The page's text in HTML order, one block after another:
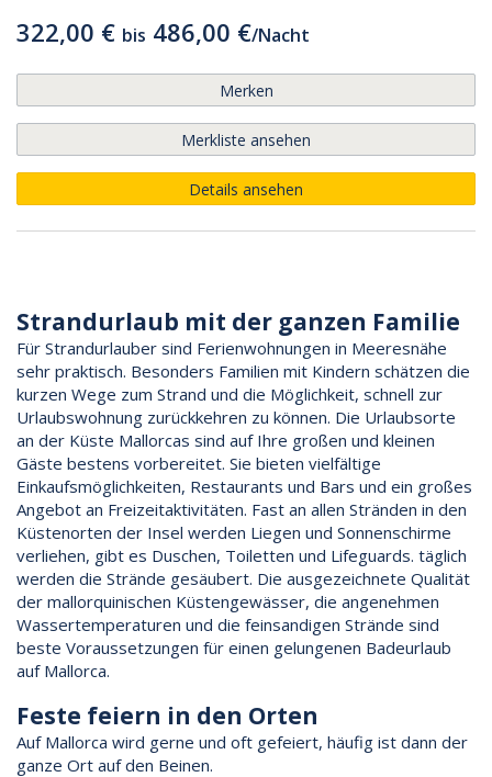
322,00 € bis 486,00 €/Nacht
Merken
Merkliste ansehen
Details ansehen
Strandurlaub mit der ganzen Familie
Für Strandurlauber sind Ferienwohnungen in Meeresnähe
sehr praktisch. Besonders Familien mit Kindern schätzen die
kurzen Wege zum Strand und die Möglichkeit, schnell zur
Urlaubswohnung zurückkehren zu können. Die Urlaubsorte
an der Küste Mallorcas sind auf Ihre großen und kleinen
Gäste bestens vorbereitet. Sie bieten vielfältige
Einkaufsmöglichkeiten, Restaurants und Bars und ein großes
Angebot an Freizeitaktivitäten. Fast an allen Stränden in den
Küstenorten der Insel werden Liegen und Sonnenschirme
verliehen, gibt es Duschen, Toiletten und Lifeguards. täglich
werden die Strände gesäubert. Die ausgezeichnete Qualität
der mallorquinischen Küstengewässer, die angenehmen
Wassertemperaturen und die feinsandigen Strände sind
beste Voraussetzungen für einen gelungenen Badeurlaub
auf Mallorca.
Feste feiern in den Orten
Auf Mallorca wird gerne und oft gefeiert, häufig ist dann der
ganze Ort auf den Beinen.